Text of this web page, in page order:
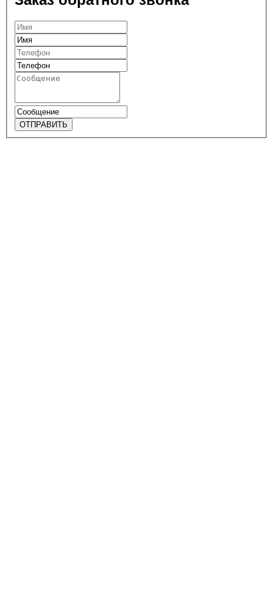
ОТПРАВИТЬ